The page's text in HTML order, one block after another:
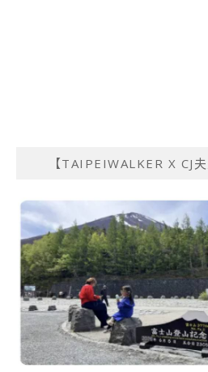
【TAIPEIWALKER X CJ